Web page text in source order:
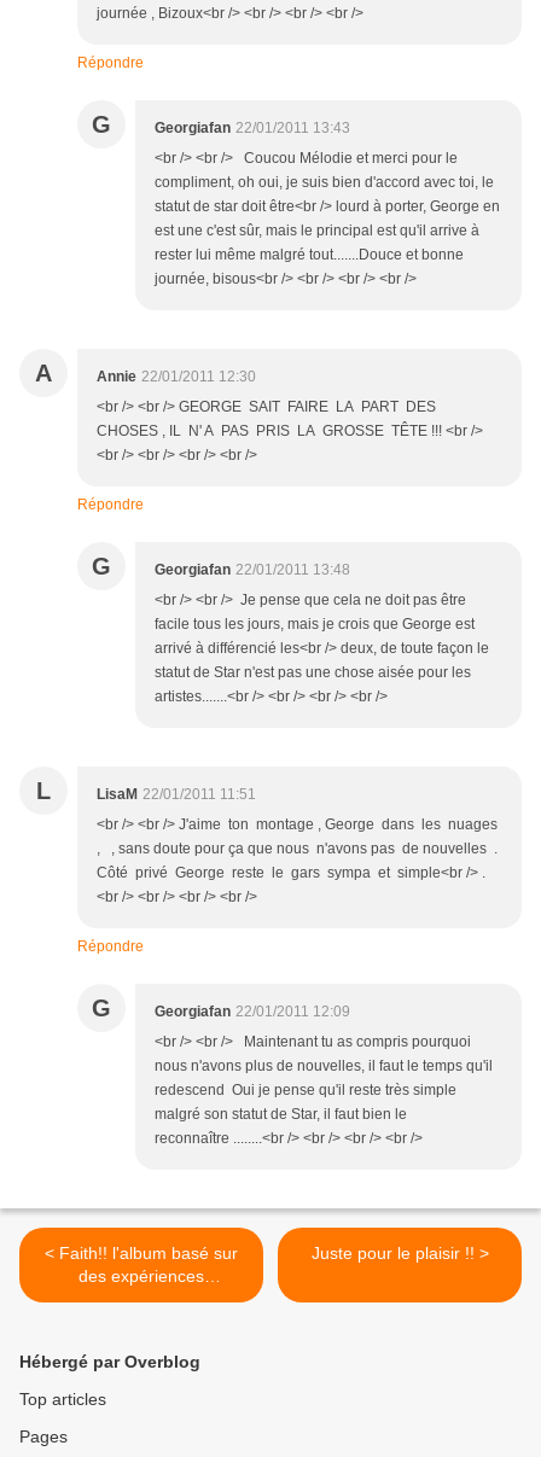
journée , Bizoux<br /> <br /> <br /> <br />
Répondre
G Georgiafan 22/01/2011 13:43
<br /> <br /> Coucou Mélodie et merci pour le
compliment, oh oui, je suis bien d'accord avec toi, le
statut de star doit être<br /> lourd à porter, George en
est une c'est sûr, mais le principal est qu'il arrive à
rester lui même malgré tout.......Douce et bonne
journée, bisous<br /> <br /> <br /> <br />
A Annie 22/01/2011 12:30
<br /> <br /> GEORGE SAIT FAIRE LA PART DES
CHOSES , IL N' A PAS PRIS LA GROSSE TÊTE !!! <br />
<br /> <br /> <br /> <br />
Répondre
G Georgiafan 22/01/2011 13:48
<br /> <br /> Je pense que cela ne doit pas être
facile tous les jours, mais je crois que George est
arrivé à différencié les<br /> deux, de toute façon le
statut de Star n'est pas une chose aisée pour les
artistes.......<br /> <br /> <br /> <br />
L LisaM 22/01/2011 11:51
<br /> <br /> J'aime ton montage , George dans les nuages
, , sans doute pour ça que nous n'avons pas de nouvelles .
Côté privé George reste le gars sympa et simple<br /> .
<br /> <br /> <br /> <br />
Répondre
G Georgiafan 22/01/2011 12:09
<br /> <br /> Maintenant tu as compris pourquoi
nous n'avons plus de nouvelles, il faut le temps qu'il
redescend Oui je pense qu'il reste très simple
malgré son statut de Star, il faut bien le
reconnaître ........<br /> <br /> <br /> <br />
< Faith!! l'album basé sur
des expériences
personnelles ??
Juste pour le plaisir !! >
Hébergé par Overblog
Top articles
Pages